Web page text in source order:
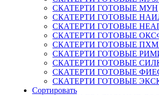
СКАТЕРТИ ГОТОВЫЕ МУН
СКАТЕРТИ ГОТОВЫЕ
СКАТЕРТИ ГОТОВЫЕ
СКАТЕРТИ ГОТОВЫЕ
СКАТЕРТИ ГОТОВЫЕ ПХМ
СКАТЕРТИ ГОТОВЫЕ
СКАТЕРТИ ГОТОВЫЕ
СКАТЕРТИ ГОТОВЫЕ
СКАТЕРТИ ГОТОВЫЕ
Сортировать